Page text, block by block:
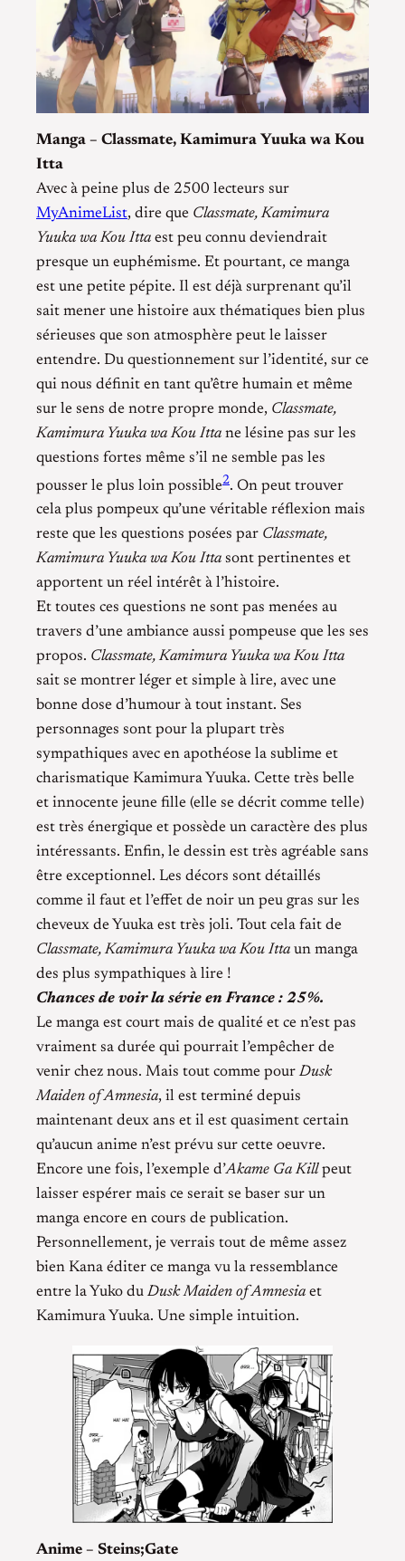
Manga – Classmate, Kamimura Yuuka wa Kou
Itta
Avec à peine plus de 2500 lecteurs sur
MyAnimeList, dire que Classmate, Kamimura
Yuuka wa Kou Itta est peu connu deviendrait
presque un euphémisme. Et pourtant, ce manga
est une petite pépite. Il est déjà surprenant qu’il
sait mener une histoire aux thématiques bien plus
sérieuses que son atmosphère peut le laisser
entendre. Du questionnement sur l’identité, sur ce
qui nous définit en tant qu’être humain et même
sur le sens de notre propre monde, Classmate,
Kamimura Yuuka wa Kou Itta ne lésine pas sur les
questions fortes même s’il ne semble pas les
pousser le plus loin possible2. On peut trouver
cela plus pompeux qu’une véritable réflexion mais
reste que les questions posées par Classmate,
Kamimura Yuuka wa Kou Itta sont pertinentes et
apportent un réel intérêt à l’histoire.
Et toutes ces questions ne sont pas menées au
travers d’une ambiance aussi pompeuse que les ses
propos. Classmate, Kamimura Yuuka wa Kou Itta
sait se montrer léger et simple à lire, avec une
bonne dose d’humour à tout instant. Ses
personnages sont pour la plupart très
sympathiques avec en apothéose la sublime et
charismatique Kamimura Yuuka. Cette très belle
et innocente jeune fille (elle se décrit comme telle)
est très énergique et possède un caractère des plus
intéressants. Enfin, le dessin est très agréable sans
être exceptionnel. Les décors sont détaillés
comme il faut et l’effet de noir un peu gras sur les
cheveux de Yuuka est très joli. Tout cela fait de
Classmate, Kamimura Yuuka wa Kou Itta un manga
des plus sympathiques à lire !
Chances de voir la série en France : 25%.
Le manga est court mais de qualité et ce n’est pas
vraiment sa durée qui pourrait l’empêcher de
venir chez nous. Mais tout comme pour Dusk
Maiden of Amnesia, il est terminé depuis
maintenant deux ans et il est quasiment certain
qu’aucun anime n’est prévu sur cette oeuvre.
Encore une fois, l’exemple d’Akame Ga Killpeut
laisser espérer mais ce serait se baser sur un
manga encore en cours de publication.
Personnellement, je verrais tout de même assez
bien Kana éditer ce manga vu la ressemblance
entre la Yuko du Dusk Maiden of Amnesia et
Kamimura Yuuka. Une simple intuition.
Anime – Steins;Gate